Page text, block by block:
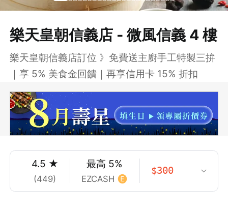
樂天皇朝信義店 - 微風信義 4 樓
樂天皇朝信義店訂位 》免費送主廚手工特製三拚
｜享 5% 美食金回饋｜再享信用卡 15% 折扣
4.5 ★
(449)
最高 5%
EZCASH
$300